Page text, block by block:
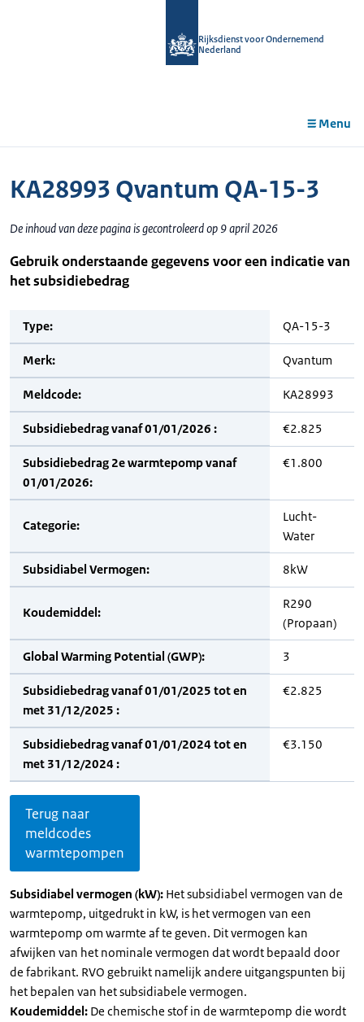
Rijksdienst voor Ondernemend
Nederland
Menu
KA28993 Qvantum QA-15-3
De inhoud van deze pagina is gecontroleerd op 9 april 2026
Gebruik onderstaande gegevens voor een indicatie van
het subsidiebedrag
Type: QA-15-3
Merk: Qvantum
Meldcode: KA28993
Subsidiebedrag vanaf 01/01/2026 : €2.825
Subsidiebedrag 2e warmtepomp vanaf
01/01/2026:
€1.800
Categorie:
Lucht-
Water
Subsidiabel Vermogen: 8kW
Koudemiddel:
R290
(Propaan)
Global Warming Potential (GWP): 3
Subsidiebedrag vanaf 01/01/2025 tot en
met 31/12/2025 :
€2.825
Subsidiebedrag vanaf 01/01/2024 tot en
met 31/12/2024 :
€3.150
Terug naar
meldcodes
warmtepompen
Subsidiabel vermogen (kW): Het subsidiabel vermogen van de
warmtepomp, uitgedrukt in kW, is het vermogen van een
warmtepomp om warmte af te geven. Dit vermogen kan
afwijken van het nominale vermogen dat wordt bepaald door
de fabrikant. RVO gebruikt namelijk andere uitgangspunten bij
het bepalen van het subsidiabele vermogen.
Koudemiddel: De chemische stof in de warmtepomp die wordt